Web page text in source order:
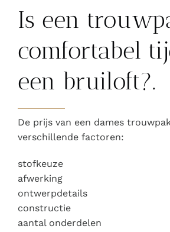
Is een
comfortabel
een bruiloft?.
De prijs van een dames
verschillende factoren:
stofkeuze
afwerking
ontwerpdetails
constructie
aantal onderdelen